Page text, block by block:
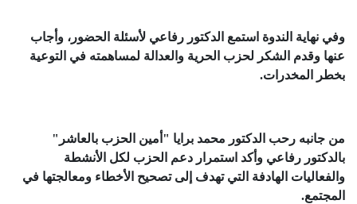
وفي نهاية الندوة استمع الدكتور رفاعي لأسئلة الحضور، وأجاب
عنها وقدم الشكر لحزب الحرية والعدالة لمساهمته في التوعية
بخطر المخدرات.
من جانبه رحب الدكتور محمد برايا "أمين الحزب بالعاشر"
بالدكتور رفاعي وأكد استمرار دعم الحزب لكل الأنشطة
والفعاليات الهادفة التي تهدف إلى تصحيح الأخطاء ومعالجتها في
المجتمع.